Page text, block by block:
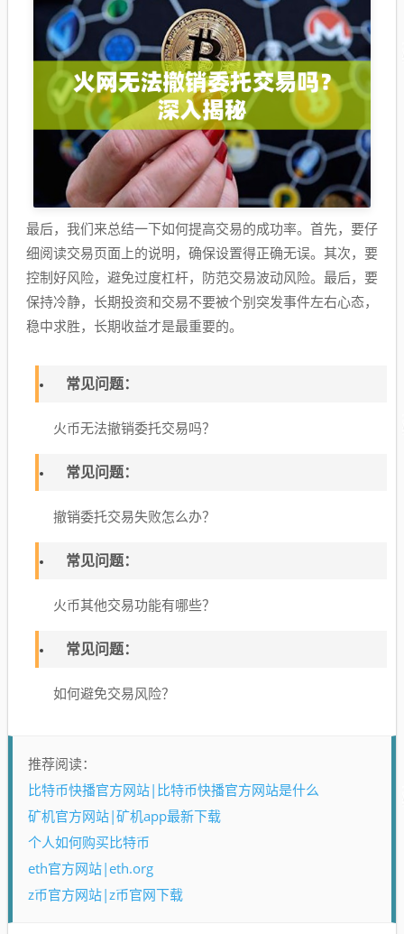
最后，我们来总结一下如何提高交易的成功率。首先，要仔
细阅读交易页面上的说明，确保设置得正确无误。其次，要
控制好风险，避免过度杠杆，防范交易波动风险。最后，要
保持冷静，长期投资和交易不要被个别突发事件左右心态，
稳中求胜，长期收益才是最重要的。
常见问题：
火币无法撤销委托交易吗？
常见问题：
撤销委托交易失败怎么办？
常见问题：
火币其他交易功能有哪些？
常见问题：
如何避免交易风险？
推荐阅读：
比特币快播官方网站|比特币快播官方网站是什么
矿机官方网站|矿机app最新下载
个人如何购买比特币
eth官方网站|eth.org
z币官方网站|z币官网下载